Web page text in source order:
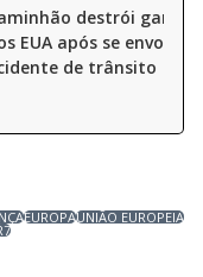
destrói
EUA após se envolver
de trânsito
EUROPAUNIÃO EUROPEIA